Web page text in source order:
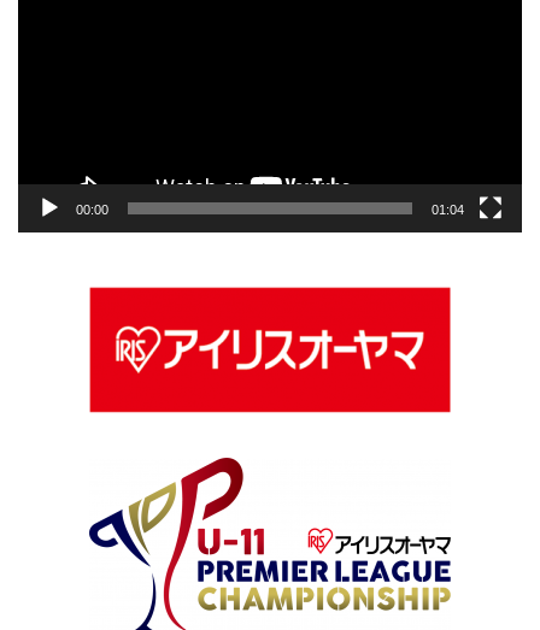
00:00 01:04